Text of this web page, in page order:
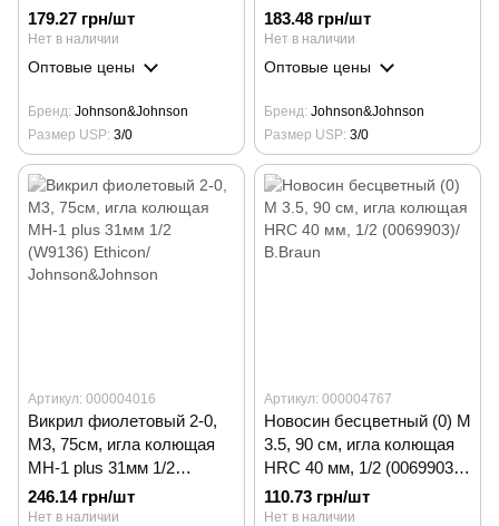
W9120 Ethicon/
Johnson&Johnson
179.27 грн/шт
Нет в наличии
Оптовые цены
Бренд Johnson&Johnson
Размер USP 3/0
(W9114) Ethicon/
Johnson&Johnson
183.48 грн/шт
Нет в наличии
Оптовые цены
Бренд Johnson&Johnson
Размер USP 3/0
Артикул: 000004016
Викрил фиолетовый 2-0,
М3, 75см, игла колющая
МН-1 plus 31мм 1/2
(W9136) Ethicon/
Johnson&Johnson
246.14 грн/шт
Нет в наличии
Артикул: 000004767
Новосин бесцветный (0) М
3.5, 90 см, игла колющая
HRС 40 мм, 1/2 (0069903)/
B.Braun
110.73 грн/шт
Нет в наличии